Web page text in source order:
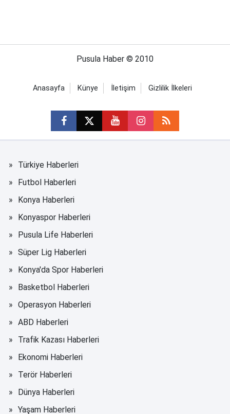
Pusula Haber © 2010
Anasayfa Künye İletişim Gizlilik İlkeleri
Türkiye Haberleri
Futbol Haberleri
Konya Haberleri
Konyaspor Haberleri
Pusula Life Haberleri
Süper Lig Haberleri
Konya'da Spor Haberleri
Basketbol Haberleri
Operasyon Haberleri
ABD Haberleri
Trafik Kazası Haberleri
Ekonomi Haberleri
Terör Haberleri
Dünya Haberleri
Yaşam Haberleri